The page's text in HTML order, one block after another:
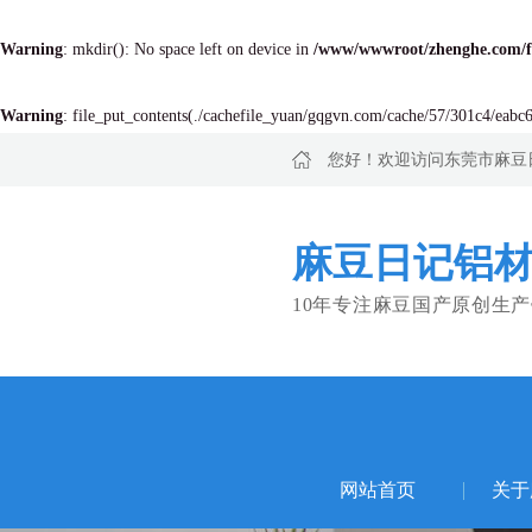
Warning: mkdir(): No space left on device in /www/wwwroot/
Warning: file_put_contents(./cachefile_yuan/gqgvn.com/cache/57/301c4/
您好！欢迎访问东莞市麻
麻豆日记铝
10年专注麻豆国产原创生
网站首页 关